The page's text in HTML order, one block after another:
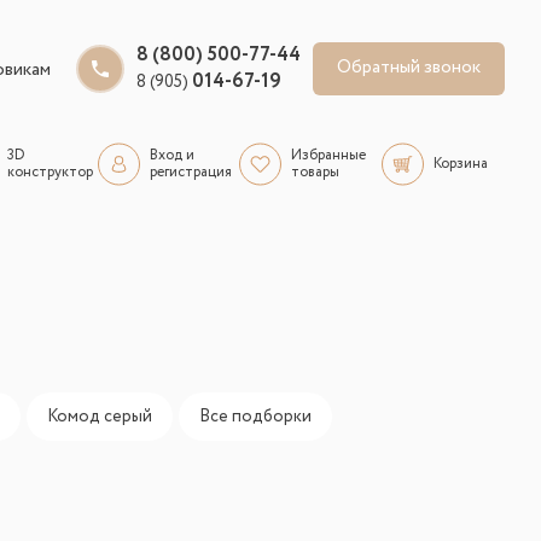
8 (800) 500-77-44
8 (905) 014-67-19 Обратный звонок
3D
конструктор
Вход и
регистрация
Избранные
товары
Корзина
Комод серый Все подборки